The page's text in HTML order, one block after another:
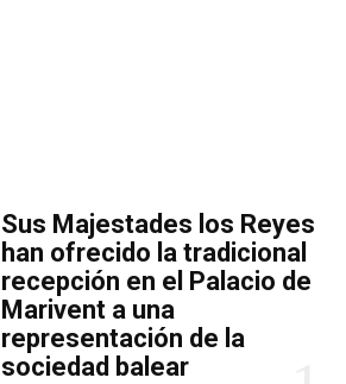
​Sus Majestades los Reyes
han ofrecido la tradicional
recepción en el Palacio de
Marivent​ a una
representación de la
sociedad balear